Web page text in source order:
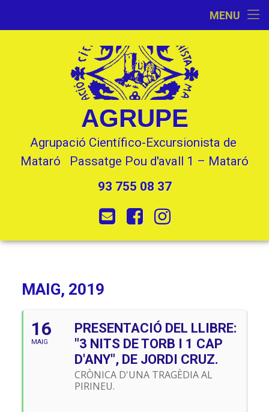
MENU
AGRUPE
Agrupació Científico-Excursionista de
Mataró   Passatge Pou d'avall 1 – Mataró
93 755 08 37
E-mailFacebookInstagram
MAIG, 2019
16
MAIG
PRESENTACIÓ DEL LLIBRE:
"3 NITS DE TORB I 1 CAP
D'ANY", DE JORDI CRUZ.
CRÒNICA D'UNA TRAGÈDIA AL
PIRINEU.